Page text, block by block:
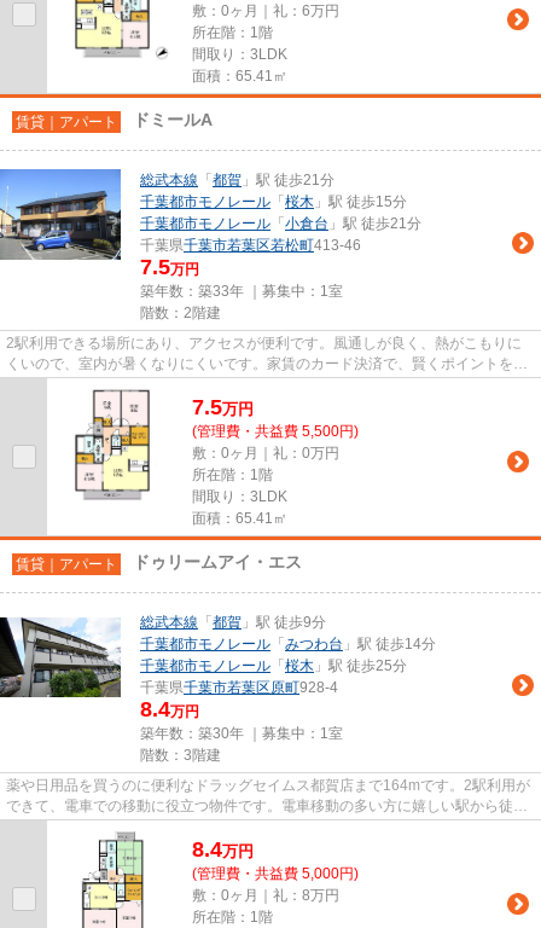
敷：0ヶ月｜礼：6万円
所在階：1階
間取り：3LDK
面積：65.41㎡
賃貸｜アパート ドミールA
総武本線 「 都賀 」駅 徒歩21分
千葉都市モノレール 「 桜木 」駅 徒歩15分
千葉都市モノレール 「 小倉台 」駅 徒歩21分
千葉県千葉市若葉区若松町413-46
7.5万円
築年数：築33年 ｜募集中： 1室
階数：2階建
2駅利用できる場所にあり、アクセスが便利です。風通しが良く、熱がこもりに
くいので、室内が暑くなりにくいです。家賃のカード決済で、賢くポイントを貯
7.5万円
(管理費・共益費 5,500円)
敷：0ヶ月｜礼：0万円
所在階：1階
間取り：3LDK
面積：65.41㎡
賃貸｜アパート ドゥリームアイ・エス
総武本線 「 都賀 」駅 徒歩9分
千葉都市モノレール 「 みつわ台 」駅 徒歩14分
千葉都市モノレール 「 桜木 」駅 徒歩25分
千葉県千葉市若葉区原町928-4
8.4万円
築年数：築30年 ｜募集中： 1室
階数：3階建
薬や日用品を買うのに便利なドラッグセイムス都賀店まで164mです。2駅利用が
できて、電車での移動に役立つ物件です。電車移動の多い方に嬉しい駅から徒歩
8.4万円
(管理費・共益費 5,000円)
敷：0ヶ月｜礼：8万円
所在階：1階